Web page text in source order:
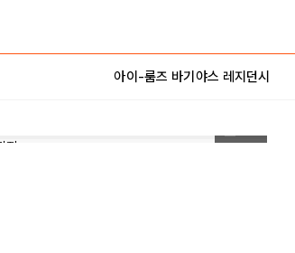
아이-룸즈 바기야스 레지던시